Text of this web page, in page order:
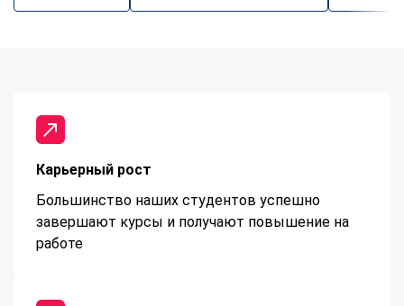
Карьерный рост
Большинство наших студентов успешно
завершают курсы и получают повышение на
работе